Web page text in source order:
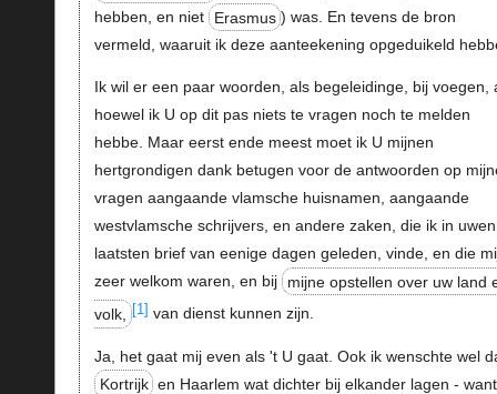
hebben, en niet
Erasmus ) was. En tevens de bron
vermeld, waaruit ik deze aanteekening opgeduikeld
Ik wil er een paar woorden, als begeleidinge, bij voegen,
hoewel ik U op dit pas niets te vragen noch te melden
hebbe. Maar eerst ende meest moet ik U mijnen
hertgrondigen dank betugen voor de antwoorden op
vragen aangaande vlamsche huisnamen, aangaande
westvlamsche schrijvers, en andere zaken, die ik in uwen
laatsten brief van eenige dagen geleden, vinde, en die
zeer welkom waren, en bij
mijne opstellen over uw land
volk,
[1] van dienst kunnen zijn.
Ja, het gaat mij even als 't U gaat. Ook ik wenschte wel
Kortrijk en Haarlem wat dichter bij elkander lagen - want